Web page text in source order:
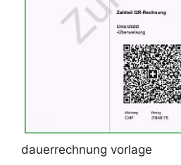
dauerrechnung vorlage